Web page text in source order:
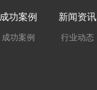
成功案例
成功案例
新闻资讯
行业动态